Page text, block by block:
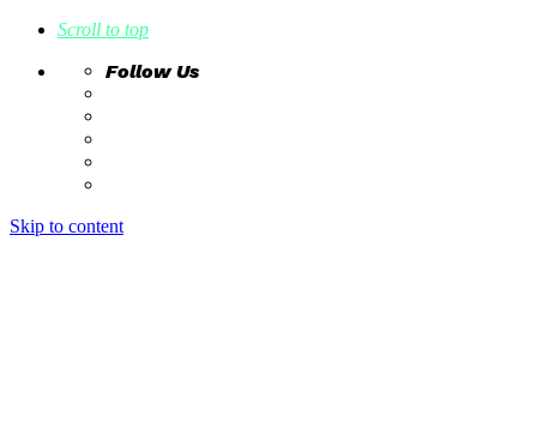
Scroll to top
Follow Us
Skip to content